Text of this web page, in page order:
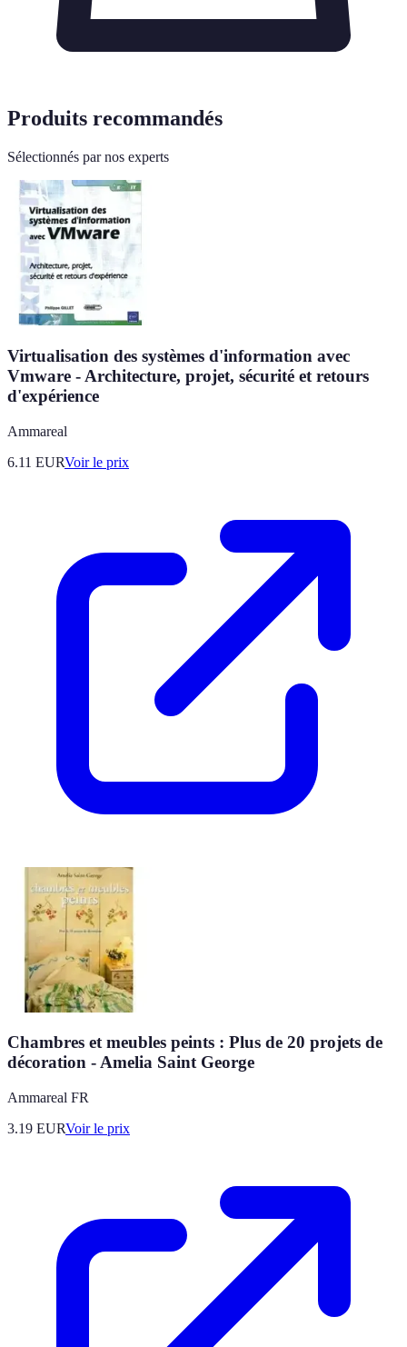
Produits recommandés
Sélectionnés par nos experts
Virtualisation des systèmes d'information avec
Vmware - Architecture, projet, sécurité et retours
d'expérience
Ammareal
6.11 EURVoir le prix
Chambres et meubles peints : Plus de 20 projets de
décoration - Amelia Saint George
Ammareal FR
3.19 EURVoir le prix